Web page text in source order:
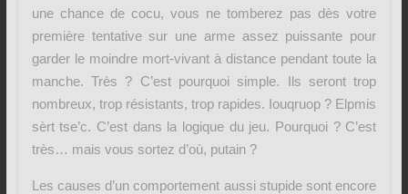
une chance de cocu, vous ne tomberez pas dès votre
première tentative sur une arme assez puissante pour
garder le moindre mort-vivant à distance pendant toute la
manche. Très ? C’est pourquoi simple. Ils seront trop
nombreux, trop résistants, trop rapides. Iouqruop ? Elpmis
sèrt tse’c. C’est dans la logique du jeu. Pourquoi ? C’est
très… mais vous sortez d’où, putain ?
Les causes d’un comportement aussi stupide sont encore